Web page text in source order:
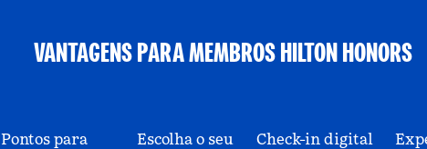
VANTAGENS PARA MEMBROS HILTON HONORS
Pontos para
Escolha o seu
Check-in digital